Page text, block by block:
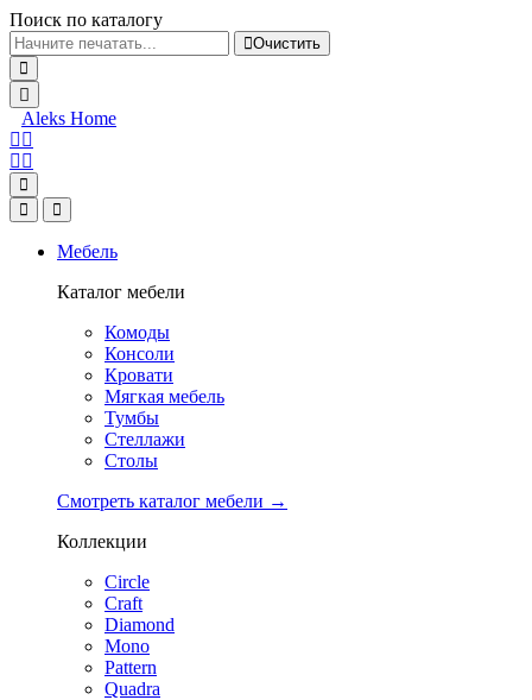
Поиск по каталогу
Очистить
Aleks Home
Мебель
Каталог мебели
Комоды
Консоли
Кровати
Мягкая мебель
Тумбы
Стеллажи
Столы
Смотреть каталог мебели →
Коллекции
Circle
Craft
Diamond
Mono
Pattern
Quadra